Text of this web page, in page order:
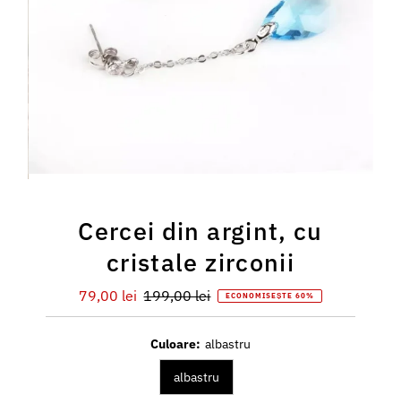
Cercei din argint, cu
cristale zirconii
Preț
redus
79,00 lei Preț
întreg
199,00 lei ECONOMISEȘTE 60%
Culoare: albastru
albastru